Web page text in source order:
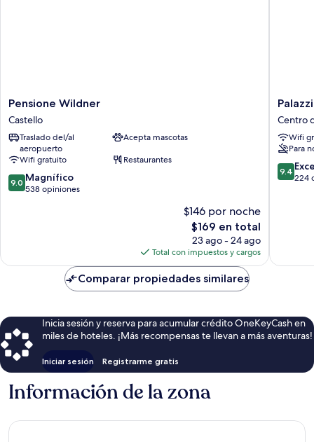
Pensione
Wildner
Castello
Pensione Wildner
Castello
Traslado del/al
aeropuerto
Acepta mascotas
Wifi gratuito
Restaurantes
9.0
de
9.0 Magnífico
538 opiniones
$146 por noche
El
precio
actual
es
de
$169
$169 en total
23 ago - 24 ago
Total con impuestos y cargos
Fortuny
Centro
de
Venecia
Centro
Wifi
Para
9.4
de
9.4
224
Comparar propiedades similares
Inicia sesión y reserva para acumular crédito OneKeyCash en
miles de hoteles. ¡Más recompensas te llevan a más aventuras!
Iniciar sesión Registrarme gratis
Información de la zona